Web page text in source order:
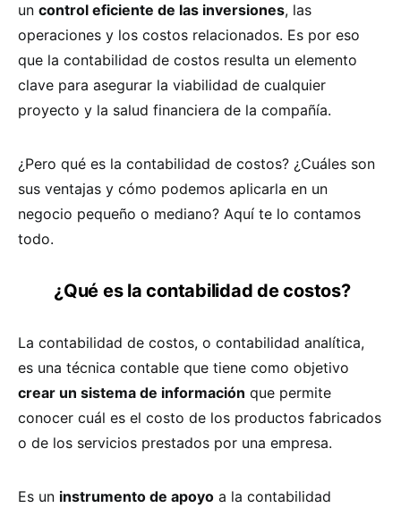
un control eficiente de las inversiones, las
operaciones y los costos relacionados. Es por eso
que la contabilidad de costos resulta un elemento
clave para asegurar la viabilidad de cualquier
proyecto y la salud financiera de la compañía.
¿Pero qué es la contabilidad de costos? ¿Cuáles son
sus ventajas y cómo podemos aplicarla en un
negocio pequeño o mediano? Aquí te lo contamos
todo.
¿Qué es la contabilidad de costos?
La contabilidad de costos, o contabilidad analítica,
es una técnica contable que tiene como objetivo
crear un sistema de información que permite
conocer cuál es el costo de los productos fabricados
o de los servicios prestados por una empresa.
Es un instrumento de apoyo a la contabilidad